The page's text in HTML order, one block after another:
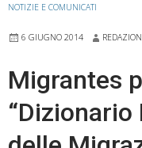
NOTIZIE E COMUNICATI
6 GIUGNO 2014
Migrantes